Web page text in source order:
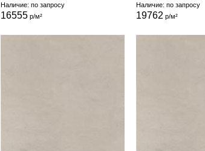
Наличие: по запросу
16555 р/м²
Наличие: по запросу
19762 р/м²